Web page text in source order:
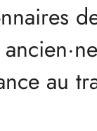
au